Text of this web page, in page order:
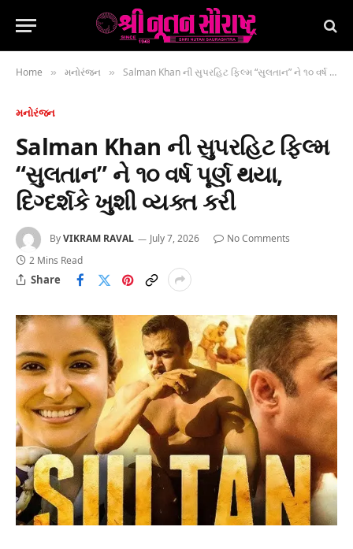
Home » મનોરંજન » Salman Khan ની સુપરહિટ ફિલ્મ “સુલતાન” ને ૧૦ વર્ષ પૂર્ણ થયા, દિગ્દર્શકે ખુશી વ્યક્ત કરી
મનોરંજન
Salman Khan ની સુપરહિટ ફિલ્મ
“સુલતાન” ને ૧૦ વર્ષ પૂર્ણ થયા,
દિગ્દર્શકે ખુશી વ્યક્ત કરી
ByVIKRAM RAVAL July 7, 2026
No Comments
2 Mins Read
Share